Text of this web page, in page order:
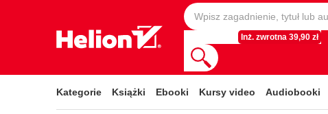
Inż. zwrotna 39,90 zł
Kategorie Książki Ebooki Kursy video Audiobooki